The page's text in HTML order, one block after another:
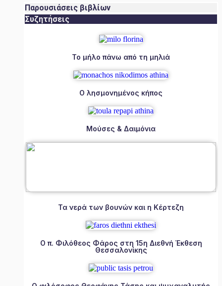
Παρουσιάσεις βιβλίων
Συζητήσεις
Το μήλο πάνω από τη μηλιά
Ο λησμονημένος κήπος
Μούσες & Δαιμόνια
Τα νερά των βουνών και η Κέρτεζη
Ο π. Φιλόθεος Φάρος στη 15η Διεθνή Έκθεση
Θεσσαλονίκης